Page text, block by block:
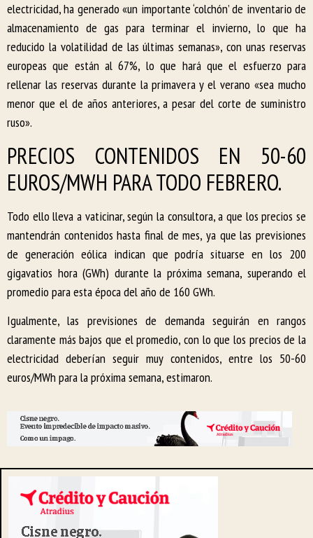
electricidad, ha generado «un importante ‘colchón’ de inventario de
almacenamiento de gas para terminar el invierno, lo que ha
reducido la volatilidad de las últimas semanas», con unas reservas
europeas que están al 67%, lo que hará que el esfuerzo para
rellenar las reservas durante la primavera y el verano «sea mucho
menor que el de años anteriores, a pesar del corte de suministro
ruso».
PRECIOS CONTENIDOS EN 50-60
EUROS/MWH PARA TODO FEBRERO.
Todo ello lleva a vaticinar, según la consultora, a que los precios se
mantendrán contenidos hasta final de mes, ya que las previsiones
de generación eólica indican que podría situarse en los 200
gigavatios hora (GWh) durante la próxima semana, superando el
promedio para esta época del año de 160 GWh.
Igualmente, las previsiones de demanda seguirán en rangos
claramente más bajos que el promedio, con lo que los precios de la
electricidad deberían seguir muy contenidos, entre los 50-60
euros/MWh para la próxima semana, estimaron.